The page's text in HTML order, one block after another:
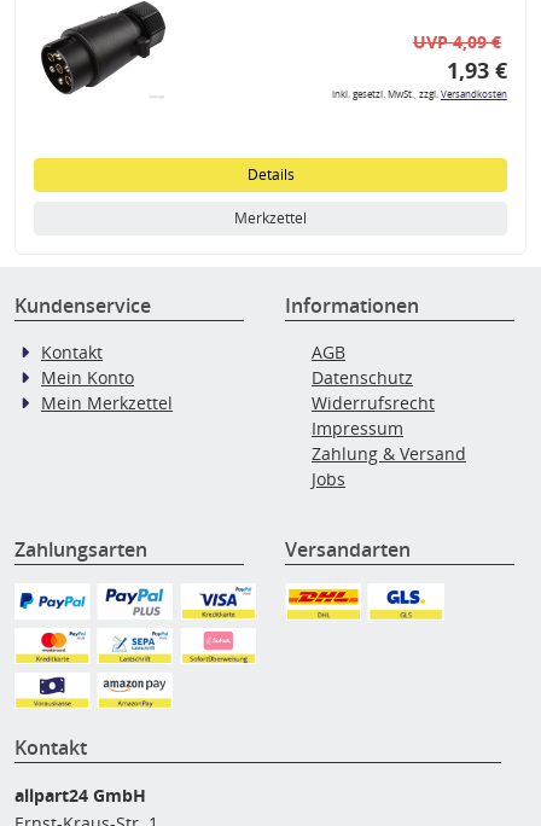
UVP 4,09 €
1,93 €
inkl. gesetzl. MwSt., zzgl.Versandkosten
Details
Merkzettel
Kundenservice
Kontakt
Mein Konto
Mein Merkzettel
Informationen
AGB
Datenschutz
Widerrufsrecht
Impressum
Zahlung & Versand
Jobs
Zahlungsarten Versandarten
Kontakt
allpart24 GmbH